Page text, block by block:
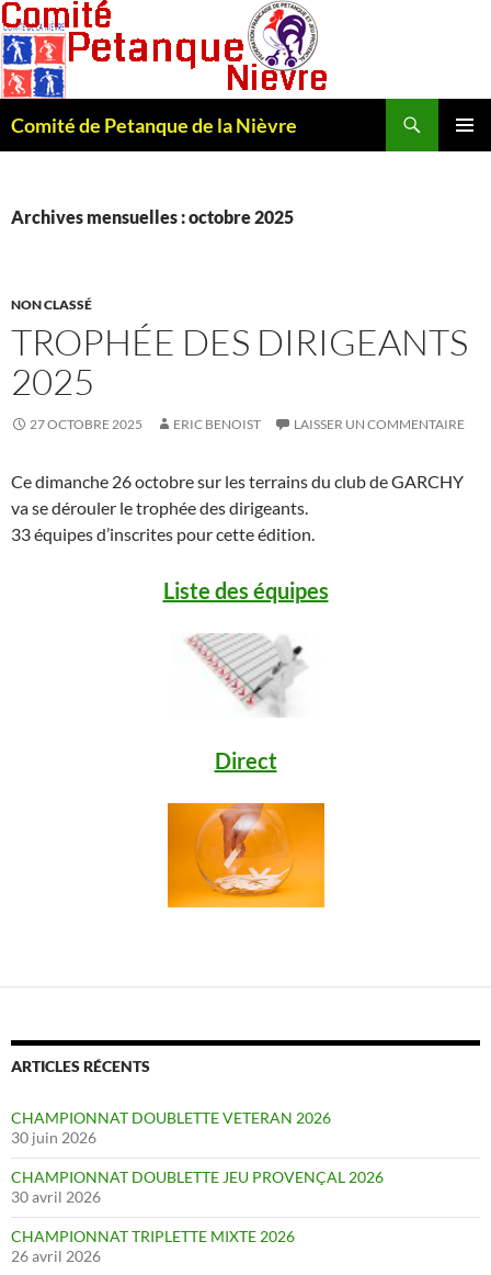
Comité de Petanque de la Nièvre
Archives mensuelles : octobre 2025
NON CLASSÉ
TROPHÉE DES DIRIGEANTS
2025
27 OCTOBRE 2025 ERIC BENOIST LAISSER UN COMMENTAIRE
Ce dimanche 26 octobre sur les terrains du club de GARCHY
va se dérouler le trophée des dirigeants.
33 équipes d’inscrites pour cette édition.
Liste des équipes
Direct
ARTICLES RÉCENTS
CHAMPIONNAT DOUBLETTE VETERAN 2026
30 juin 2026
CHAMPIONNAT DOUBLETTE JEU PROVENÇAL 2026
30 avril 2026
CHAMPIONNAT TRIPLETTE MIXTE 2026
26 avril 2026